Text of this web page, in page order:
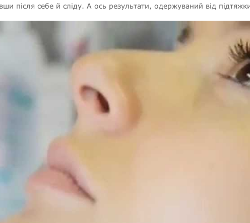
після себе й сліду. А ось результати, одержуваний від